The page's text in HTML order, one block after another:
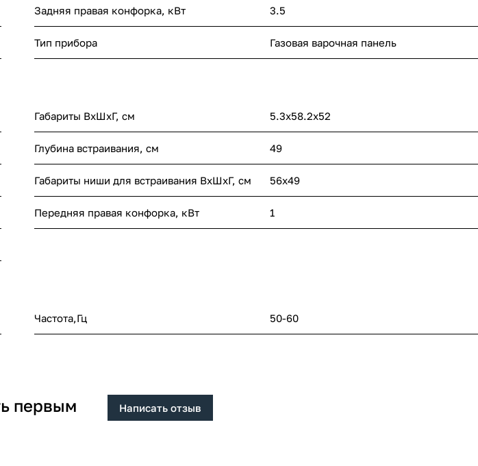
Задняя правая конфорка, кВт 3.5
Тип прибора Газовая варочная панель
Габариты ВхШхГ, cм 5.3х58.2х52
Глубина встраивания, см 49
Габариты ниши для встраивания ВхШхГ, cм 56х49
Передняя правая конфорка, кВт 1
Частота,Гц 50-60
первым Написать отзыв